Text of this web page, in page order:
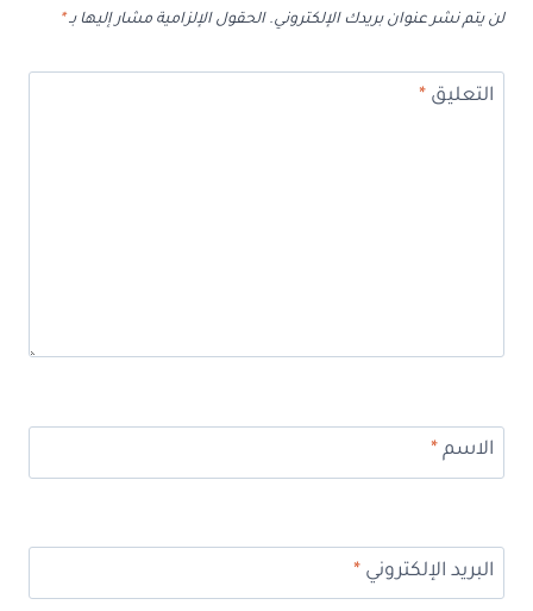
لن يتم نشر عنوان بريدك الإلكتروني. الحقول الإلزامية مشار إليها بـ *
التعليق *
الاسم *
البريد الإلكتروني *